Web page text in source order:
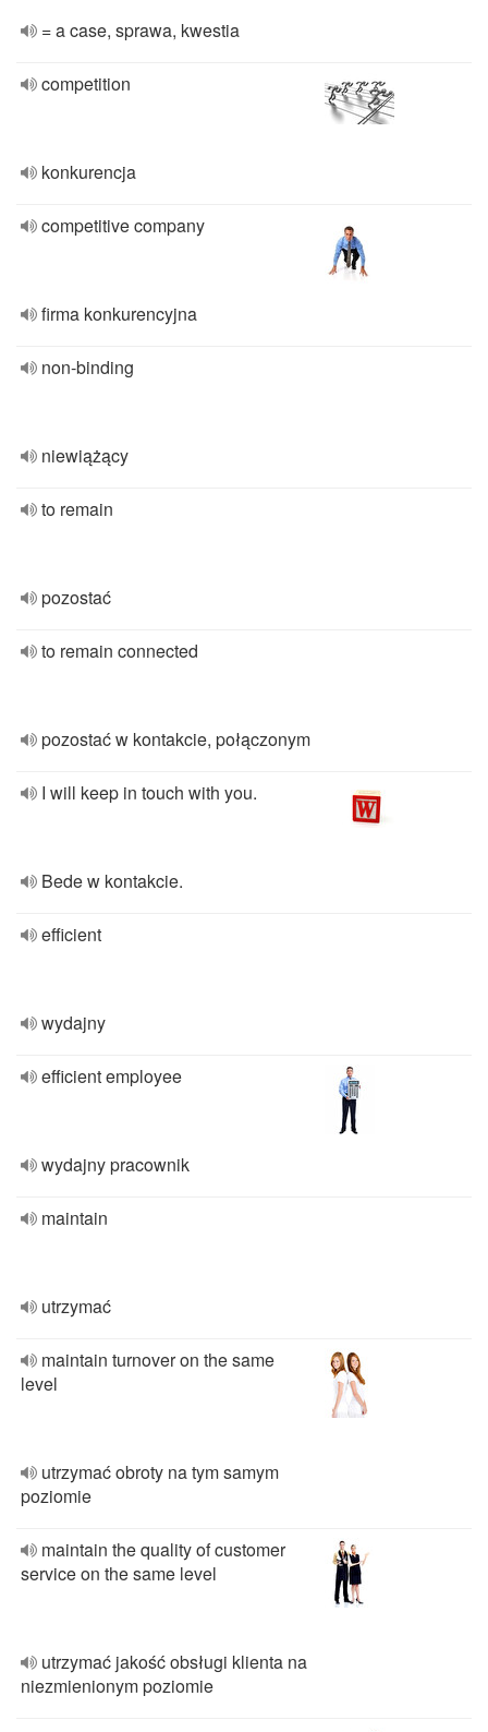
= a case, sprawa, kwestia
competition
konkurencja
competitive company
firma konkurencyjna
non-binding
niewiążący
to remain
pozostać
to remain connected
pozostać w kontakcie, połączonym
I will keep in touch with you.
Bede w kontakcie.
efficient
wydajny
efficient employee
wydajny pracownik
maintain
utrzymać
maintain turnover on the same
level
utrzymać obroty na tym samym
poziomie
maintain the quality of customer
service on the same level
utrzymać jakość obsługi klienta na
niezmienionym poziomie